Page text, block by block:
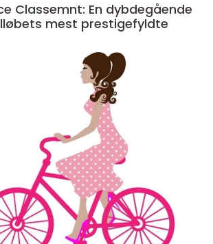
Classemnt: En dybdegående
mest prestigefyldte